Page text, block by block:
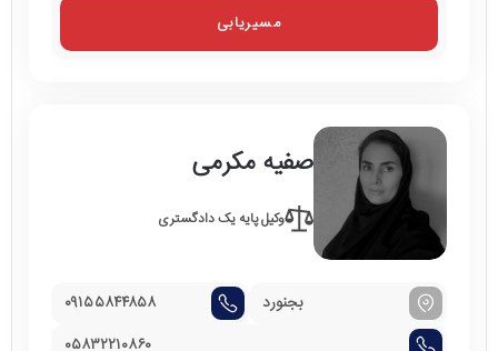
مسیریابی
صفیه مکرمی
وکیل پایه یک دادگستری
بجنورد
۰۹۱۵۵۸۴۴۸۵۸
۰۵۸۳۲۲۱۰۸۶۰